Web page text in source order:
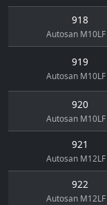
918
Autosan
919
Autosan
920
Autosan
921
Autosan
922
Autosan